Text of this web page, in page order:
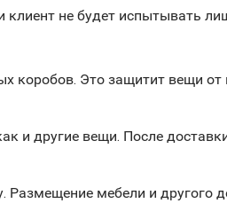
не будет испытывать
коробов. Это защитит вещи
и другие вещи. После
Размещение мебели и